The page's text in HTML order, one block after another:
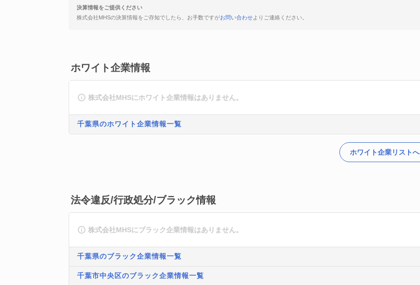
決算情報をご提供ください
株式会社MHSの決算情報をご存知でしたら、お手数ですがお問い合わせよりご連絡ください。
ホワイト企業情報
株式会社MHSにホワイト企業情報はありません。
千葉県のホワイト企業情報一覧
ホワイト企業リストへ
法令違反/行政処分/ブラック情報
株式会社MHSにブラック企業情報はありません。
千葉県のブラック企業情報一覧
千葉市中央区のブラック企業情報一覧